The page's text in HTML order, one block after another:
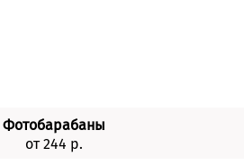
Фотобарабаны
от 244 р.